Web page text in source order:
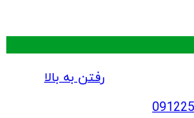
رفتن به بالا